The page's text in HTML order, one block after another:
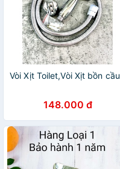
Vòi Xịt Toilet,Vòi Xịt bồn cầu
148.000 đ